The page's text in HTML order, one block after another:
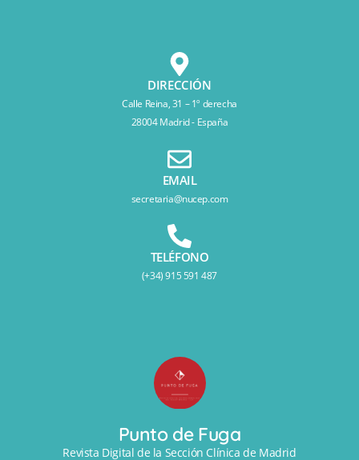
DIRECCIÓN
Calle Reina, 31 – 1º derecha
28004 Madrid - España
EMAIL
secretaria@nucep.com
TELÉFONO
(+34) 915 591 487
Punto de Fuga
Revista Digital de la Sección Clínica de Madrid